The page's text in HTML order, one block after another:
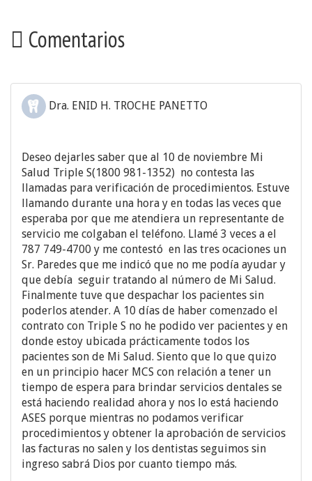
Comentarios
Dra. ENID H. TROCHE PANETTO
Deseo dejarles saber que al 10 de noviembre Mi
Salud Triple S(1800 981-1352) no contesta las
llamadas para verificación de procedimientos. Estuve
llamando durante una hora y en todas las veces que
esperaba por que me atendiera un representante de
servicio me colgaban el teléfono. Llamé 3 veces a el
787 749-4700 y me contestó en las tres ocaciones un
Sr. Paredes que me indicó que no me podía ayudar y
que debía seguir tratando al número de Mi Salud.
Finalmente tuve que despachar los pacientes sin
poderlos atender. A 10 días de haber comenzado el
contrato con Triple S no he podido ver pacientes y en
donde estoy ubicada prácticamente todos los
pacientes son de Mi Salud. Siento que lo que quizo
en un principio hacer MCS con relación a tener un
tiempo de espera para brindar servicios dentales se
está haciendo realidad ahora y nos lo está haciendo
ASES porque mientras no podamos verificar
procedimientos y obtener la aprobación de servicios
las facturas no salen y los dentistas seguimos sin
ingreso sabrá Dios por cuanto tiempo más.